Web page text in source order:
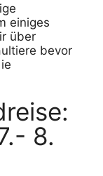
einiges
über
bevor
8.